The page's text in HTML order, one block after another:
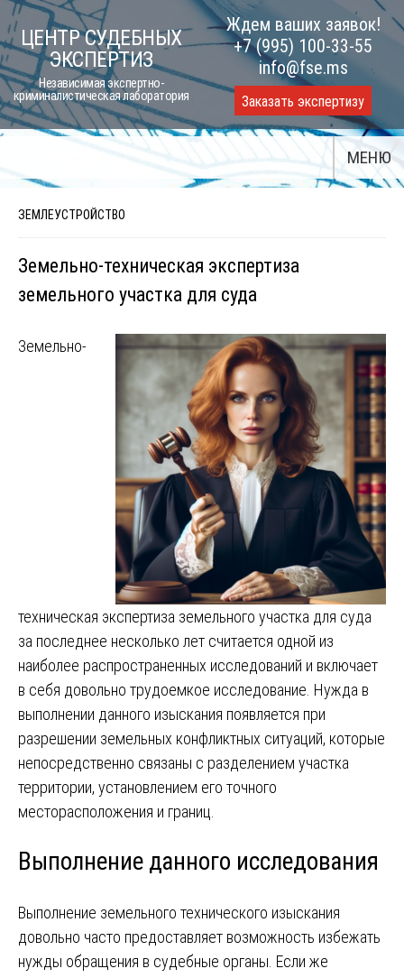
Skip
to
content
ЦЕНТР СУДЕБНЫХ
ЭКСПЕРТИЗ
Независимая экспертно-
криминалистическая лаборатория
Ждем ваших заявок!
+7 (995) 100-33-55
info@fse.ms
Заказать экспертизу
МЕНЮ
ЗЕМЛЕУСТРОЙСТВО
Земельно-техническая экспертиза
земельного участка для суда
Земельно-
техническая экспертиза земельного участка для суда
за последнее несколько лет считается одной из
наиболее распространенных исследований и включает
в себя довольно трудоемкое исследование. Нужда в
выполнении данного изыскания появляется при
разрешении земельных конфликтных ситуаций, которые
непосредственно связаны с разделением участка
территории, установлением его точного
месторасположения и границ.
Выполнение данного исследования
Выполнение земельного технического изыскания
довольно часто предоставляет возможность избежать
нужды обращения в судебные органы. Если же